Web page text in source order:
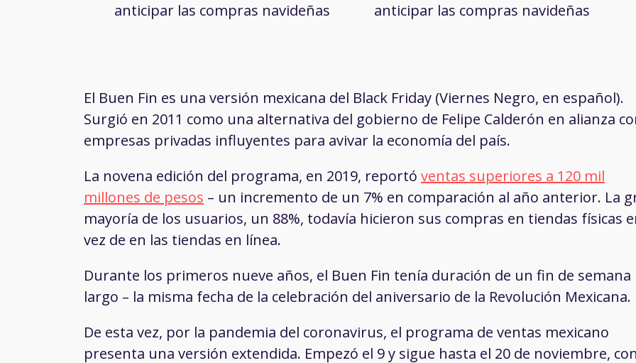
anticipar las compras navideñas
anticipar las compras navideñas
El Buen Fin es una versión mexicana del Black Friday (Viernes Negro, en español).
Surgió en 2011 como una alternativa del gobierno de Felipe Calderón en alianza
empresas privadas influyentes para avivar la economía del país.
La novena edición del programa, en 2019, reportó ventas superiores a 120 mil
millones de pesos – un incremento de un 7% en comparación al año anterior. La
mayoría de los usuarios, un 88%, todavía hicieron sus compras en tiendas físicas
vez de en las tiendas en línea.
Durante los primeros nueve años, el Buen Fin tenía duración de un fin de semana
largo – la misma fecha de la celebración del aniversario de la Revolución Mexicana.
De esta vez, por la pandemia del coronavirus, el programa de ventas mexicano
presenta una versión extendida. Empezó el 9 y sigue hasta el 20 de noviembre, con